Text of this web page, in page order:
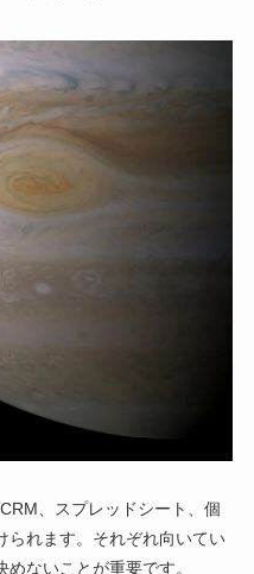
、スプレッドシート、個
られます。それぞれ向いてい
ないことが重要です。